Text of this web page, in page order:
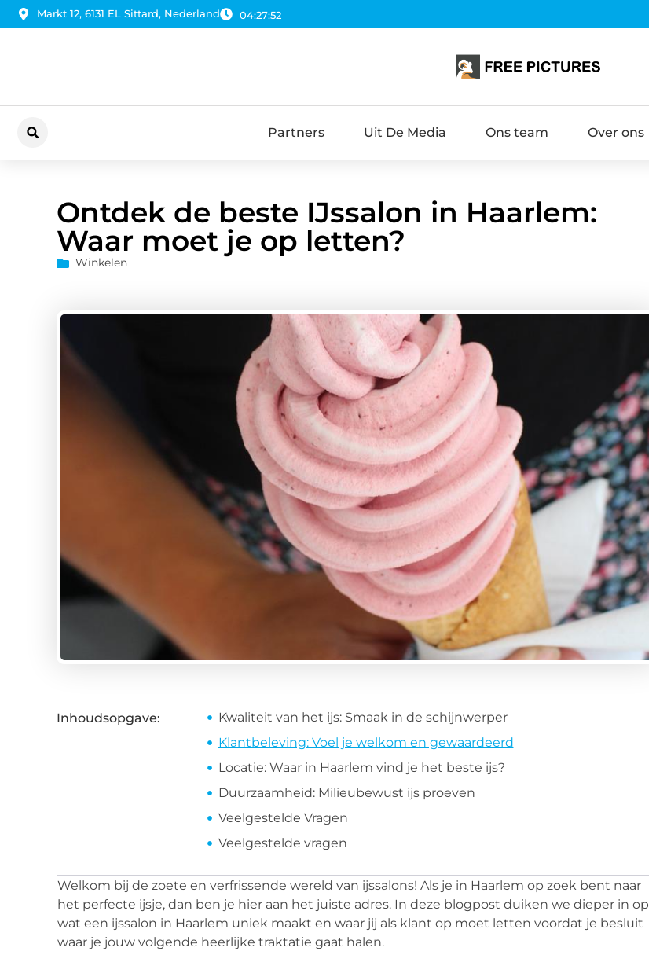
Markt 12, 6131 EL Sittard, Nederland 04:27:53
Partners Uit De Media Ons team Over ons
Ontdek de beste IJssalon in Haarlem:
Waar moet je op letten?
Winkelen
Inhoudsopgave:
Kwaliteit van het ijs: Smaak in de schijnwerper
Klantbeleving: Voel je welkom en gewaardeerd
Locatie: Waar in Haarlem vind je het beste ijs?
Duurzaamheid: Milieubewust ijs proeven
Veelgestelde Vragen
Veelgestelde vragen
Welkom bij de zoete en verfrissende wereld van ijssalons! Als je in Haarlem op zoek bent naar
het perfecte ijsje, dan ben je hier aan het juiste adres. In deze blogpost duiken we dieper in op
wat een ijssalon in Haarlem uniek maakt en waar jij als klant op moet letten voordat je besluit
waar je jouw volgende heerlijke traktatie gaat halen.